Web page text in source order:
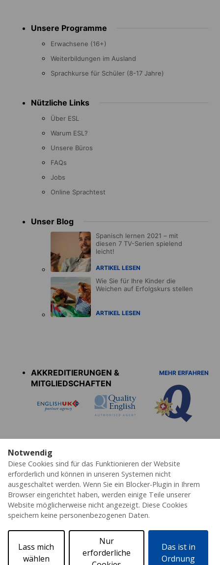
Notwendig
Diese Cookies sind für das Funktionieren der Website
erforderlich und können in unseren Systemen nicht
ausgeschaltet werden. Wenn Sie ein Blocker-Plugin in Ihrem
Browser eingerichtet haben, werden einige Teile unserer
Website möglicherweise nicht angezeigt. Diese Cookies
speichern keine personenbezogenen Daten.
Das ist in
Ordnung
Nur
erforderliche
Lass mich
wählen
menu Unsere Programme
Erwachsene (16+)
Weiterbildungen im Ausland
Sprachkurse für Schüler (8-17 Jahre)
Nützliche Links
Über ESL
Warum ESL?
Unsere Büros
FAQs
Jobs
Online Sprachtest
Unser Blog
Spanisch lernen 2021 – mit
diesen 7 TV-Serien spielend
leicht!
ARTIKEL LESEN
Wie Sie für Ihre Kinder die
Weichen auf Erfolgskurs stellen
ARTIKEL LESEN
AKKREDITIERUNGEN &
MITGLIEDSCHAFTEN
MEHR ERFAHREN
Datenschutz Cookies AGB's Impressum
Partner
Erklärung zur Barrierefreiheit
© 2026 ESL – Alle Rechte vorbehalten